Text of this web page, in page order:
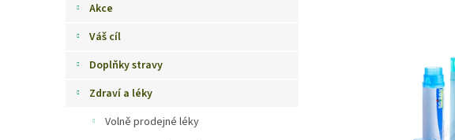
Akce
Váš cíl
Doplňky stravy
Zdraví a léky
Volně prodejné léky